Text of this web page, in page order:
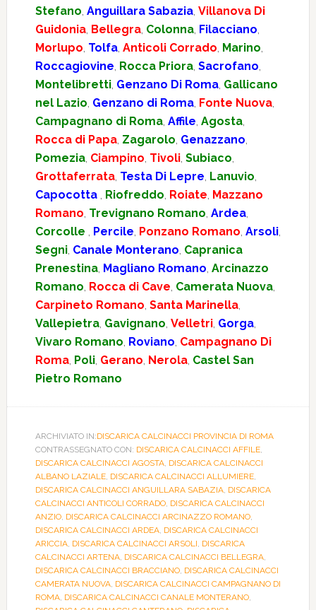
Stefano, Anguillara Sabazia, Villanova Di
Guidonia, Bellegra, Colonna, Filacciano,
Morlupo, Tolfa, Anticoli Corrado, Marino,
Roccagiovine, Rocca Priora, Sacrofano,
Montelibretti, Genzano Di Roma, Gallicano
nel Lazio, Genzano di Roma, Fonte Nuova,
Campagnano di Roma, Affile, Agosta,
Rocca di Papa, Zagarolo, Genazzano,
Pomezia, Ciampino, Tivoli, Subiaco,
Grottaferrata, Testa Di Lepre, Lanuvio,
Capocotta , Riofreddo, Roiate, Mazzano
Romano, Trevignano Romano, Ardea,
Corcolle , Percile, Ponzano Romano, Arsoli,
Segni, Canale Monterano, Capranica
Prenestina, Magliano Romano, Arcinazzo
Romano, Rocca di Cave, Camerata Nuova,
Carpineto Romano, Santa Marinella,
Vallepietra, Gavignano, Velletri, Gorga,
Vivaro Romano, Roviano, Campagnano Di
Roma, Poli, Gerano, Nerola, Castel San
Pietro Romano
ARCHIVIATO IN:DISCARICA CALCINACCI PROVINCIA DI ROMA
CONTRASSEGNATO CON: DISCARICA CALCINACCI AFFILE,
DISCARICA CALCINACCI AGOSTA, DISCARICA CALCINACCI
ALBANO LAZIALE, DISCARICA CALCINACCI ALLUMIERE,
DISCARICA CALCINACCI ANGUILLARA SABAZIA, DISCARICA
CALCINACCI ANTICOLI CORRADO, DISCARICA CALCINACCI
ANZIO, DISCARICA CALCINACCI ARCINAZZO ROMANO,
DISCARICA CALCINACCI ARDEA, DISCARICA CALCINACCI
ARICCIA, DISCARICA CALCINACCI ARSOLI, DISCARICA
CALCINACCI ARTENA, DISCARICA CALCINACCI BELLEGRA,
DISCARICA CALCINACCI BRACCIANO, DISCARICA CALCINACCI
CAMERATA NUOVA, DISCARICA CALCINACCI CAMPAGNANO DI
ROMA, DISCARICA CALCINACCI CANALE MONTERANO,